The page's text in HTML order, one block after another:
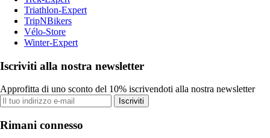
Triathlon-Expert
TripNBikers
Vélo-Store
Winter-Expert
Iscriviti alla nostra newsletter
Approfitta di uno sconto del 10% iscrivendoti alla nostra newsletter
Iscriviti
Rimani connesso